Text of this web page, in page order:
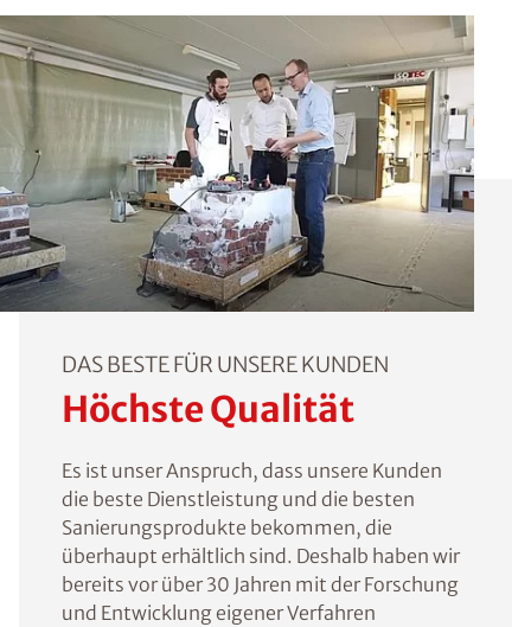
DAS BESTE FÜR UNSERE KUNDEN
Höchste Qualität
Es ist unser Anspruch, dass unsere Kunden
die beste Dienstleistung und die besten
Sanierungsprodukte bekommen, die
überhaupt erhältlich sind. Deshalb haben wir
bereits vor über 30 Jahren mit der Forschung
und Entwicklung eigener Verfahren